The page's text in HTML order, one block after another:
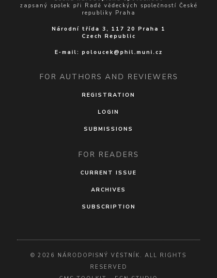
zapsaný spolek při Radě vědeckých společností České
republiky Praha
Národní třída 3, 117 20 Praha 1
Czech Republic
E-mail: poloucek@phil.muni.cz
FOR AUTHORS AND REVIEWERS
REGISTRATION
LOGIN
SUBMISSIONS
FOR READERS
CURRENT ISSUE
ARCHIVES
SUBSCRIPTION
© 2026 NÁRODOPISNÝ VĚSTNÍK. ALL RIGHTS
RESERVED